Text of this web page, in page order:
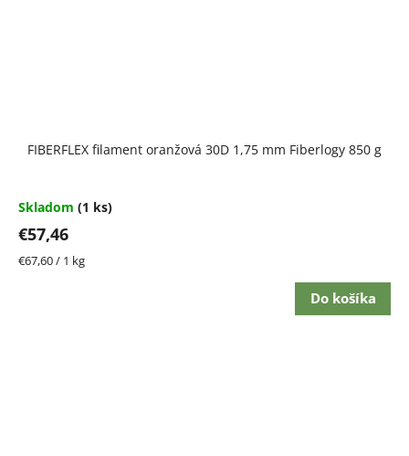
FIBERFLEX filament oranžová 30D 1,75 mm Fiberlogy 850 g
Skladom (1 ks)
€57,46
Jednotková
€67,60 / 1 kg
Do košíka